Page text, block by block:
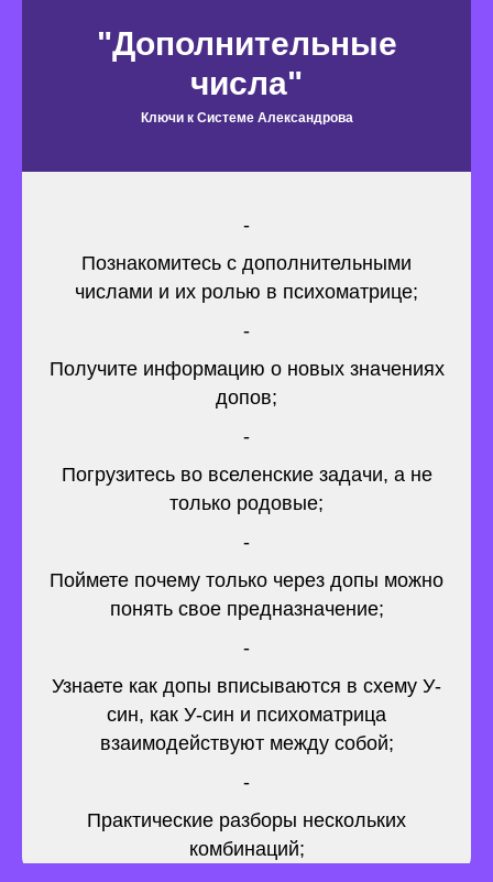
"Дополнительные
числа"
Ключи к Системе Александрова
-
Познакомитесь с дополнительными
числами и их ролью в психоматрице;
-
Получите информацию о новых значениях
допов;
-
Погрузитесь во вселенские задачи, а не
только родовые;
-
Поймете почему только через допы можно
понять свое предназначение;
-
Узнаете как допы вписываются в схему У-
син, как У-син и психоматрица
взаимодействуют между собой;
-
Практические разборы нескольких
комбинаций;